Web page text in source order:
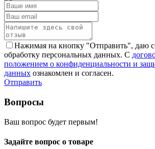
Нажимая на кнопку "Отправить", даю
обработку персональных данных. С
положением о конфиденциальности и
данных ознакомлен и согласен.
Отправить
Вопросы
Ваш вопрос будет первым!
Задайте вопрос о товаре